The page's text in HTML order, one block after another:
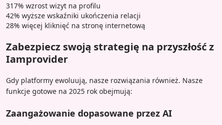
317% wzrost wizyt na profilu
42% wyższe wskaźniki ukończenia relacji
28% więcej kliknięć na stronę internetową
Zabezpiecz swoją strategię na przyszłość z
Iamprovider
Gdy platformy ewoluują, nasze rozwiązania również. Nasze
funkcje gotowe na 2025 rok obejmują:
Zaangażowanie dopasowane przez AI